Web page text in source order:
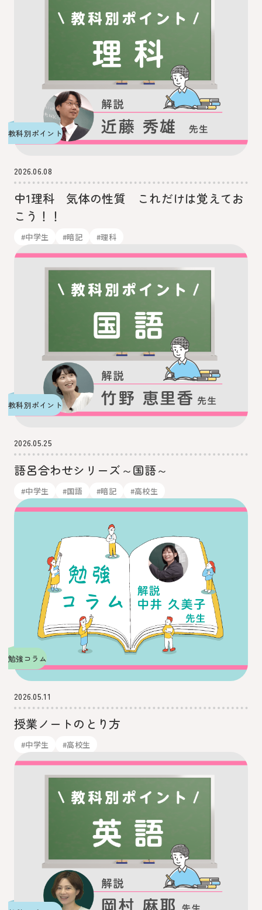
教科別ポイント
2026.06.08
中1理科 気体の性質 これだけは覚えてお
こう！！
#中学生 #暗記 #理科
教科別ポイント
2026.05.25
語呂合わせシリーズ～国語～
#中学生 #国語 #暗記 #高校生
勉強コラム
2026.05.11
授業ノートのとり方
#中学生 #高校生